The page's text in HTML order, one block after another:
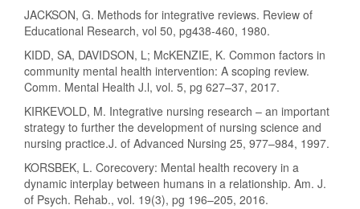
JACKSON, G. Methods for integrative reviews. Review of
Educational Research, vol 50, pg438-460, 1980.
KIDD, SA, DAVIDSON, L; McKENZIE, K. Common factors in
community mental health intervention: A scoping review.
Comm. Mental Health J.l, vol. 5, pg 627–37, 2017.
KIRKEVOLD, M. Integrative nursing research – an important
strategy to further the development of nursing science and
nursing practice.J. of Advanced Nursing 25, 977–984, 1997.
KORSBEK, L. Corecovery: Mental health recovery in a
dynamic interplay between humans in a relationship. Am. J.
of Psych. Rehab., vol. 19(3), pg 196–205, 2016.